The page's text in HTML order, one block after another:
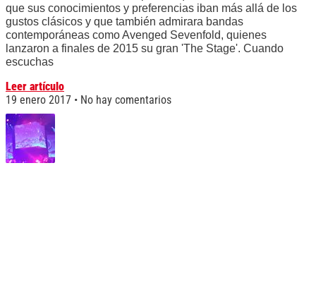
que sus conocimientos y preferencias iban más allá de los
gustos clásicos y que también admirara bandas
contemporáneas como Avenged Sevenfold, quienes
lanzaron a finales de 2015 su gran 'The Stage'. Cuando
escuchas
Leer artículo
19 enero 2017
No hay comentarios